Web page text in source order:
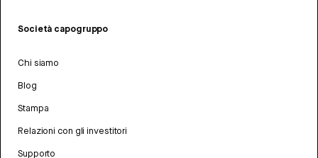
Società capogruppo
Chi siamo
Blog
Stampa
Relazioni con gli investitori
Supporto